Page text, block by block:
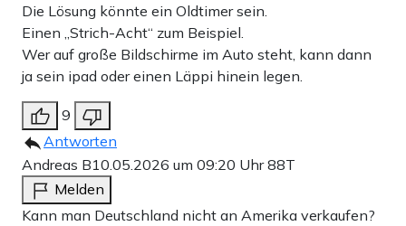
Die Lösung könnte ein Oldtimer sein.
Einen „Strich-Acht“ zum Beispiel.
Wer auf große Bildschirme im Auto steht, kann dann
ja sein ipad oder einen Läppi hinein legen.
9
Antworten
Andreas B10.05.2026 um 09:20 Uhr88T
Melden
Kann man Deutschland nicht an Amerika verkaufen?